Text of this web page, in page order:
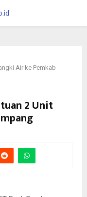
Air ke Pemkab
2 Unit
Pemimpin Bank